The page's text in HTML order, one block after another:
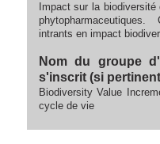
Impact sur la
intrants en impact
Nom du groupe
s'inscrit (si
Biodiversity Value
cycle de vie